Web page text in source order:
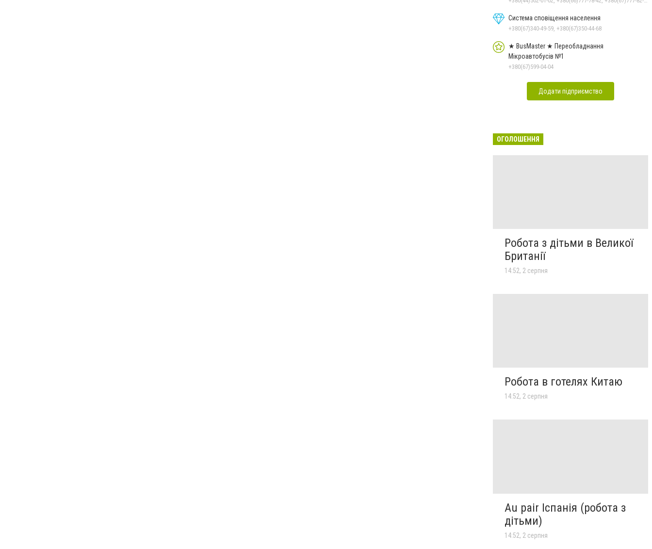
Система сповіщення населення
+380(67)340-49-59, +380(67)350-44-68
★ BusMaster ★ Переобладнання
Мікроавтобусів №1
+380(67)599-04-04
Додати підприємство
ОГОЛОШЕННЯ
Робота з дітьми в Великої
Британії
14:52, 2 серпня
Робота в готелях Китаю
14:52, 2 серпня
Au pair Іспанія (робота з
дітьми)
14:52, 2 серпня